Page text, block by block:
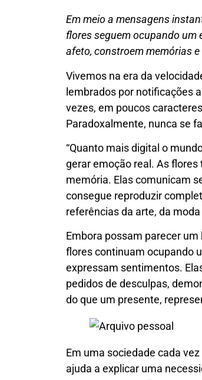
Em meio a mensagens
flores seguem ocupando um
afeto, constroem memórias
Vivemos na era da
lembrados por notificações
vezes, em poucos
Paradoxalmente, nunca se
“Quanto mais digital o
gerar emoção real. As
memória. Elas comunicam
consegue reproduzir
referências da arte, da
Embora possam parecer
flores continuam ocupando
expressam sentimentos.
pedidos de desculpas,
do que um presente,
Em uma sociedade cada
ajuda a explicar uma